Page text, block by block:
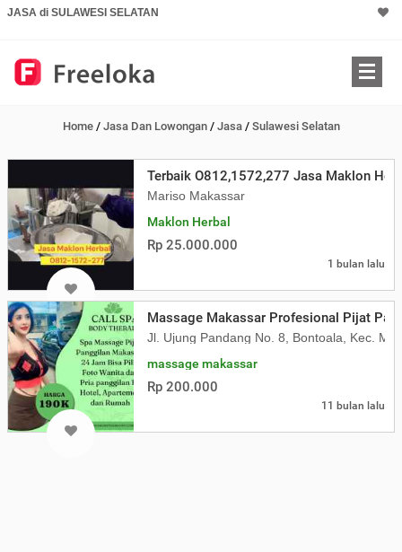
JASA di SULAWESI SELATAN
Home / Jasa Dan Lowongan / Jasa / Sulawesi Selatan
Terbaik O812,1572,277 Jasa Maklon
Mariso Makassar
Maklon Herbal
Rp 25.000.000
1 bulan lalu
Massage Makassar Profesional Pijat
Jl. Ujung Pandang No. 8, Bontoala, Kec.
massage makassar
Rp 200.000
11 bulan lalu